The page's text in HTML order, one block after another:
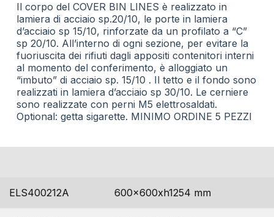
Il corpo del COVER BIN LINES è realizzato in
lamiera di acciaio sp.20/10, le porte in lamiera
d’acciaio sp 15/10, rinforzate da un profilato a “C”
sp 20/10. All’interno di ogni sezione, per evitare la
fuoriuscita dei rifiuti dagli appositi contenitori interni
al momento del conferimento, è alloggiato un
“imbuto” di acciaio sp. 15/10 . Il tetto e il fondo sono
realizzati in lamiera d’acciaio sp 30/10. Le cerniere
sono realizzate con perni M5 elettrosaldati.
Optional: getta sigarette. MINIMO ORDINE 5 PEZZI
ELS400212A 600x600xh1254 mm